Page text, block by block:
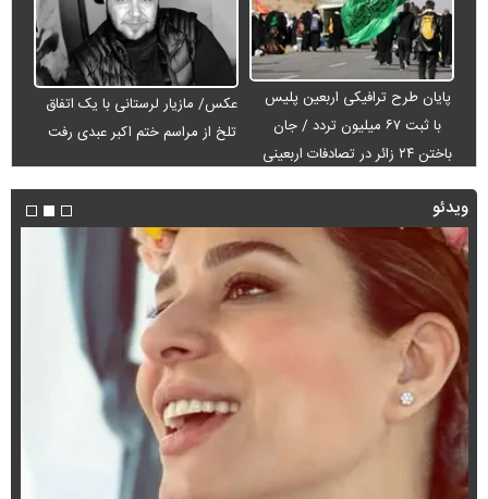
پایان طرح ترافیکی اربعین پلیس
با ثبت ۶۷ میلیون تردد / جان
باختن ۲۴ زائر در تصادفات اربعینی
عکس/ مازیار لرستانی با یک اتفاق
تلخ از مراسم ختم اکبر عبدی رفت
ویدئو